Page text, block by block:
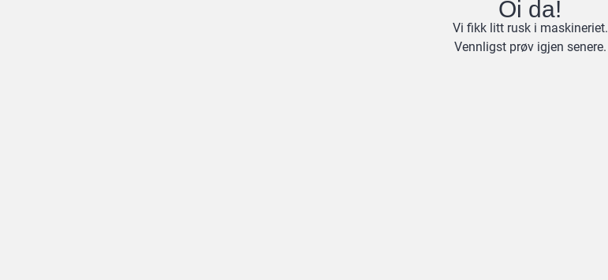
Oi da!
Vi fikk litt rusk i maskineriet.
Vennligst prøv igjen senere.